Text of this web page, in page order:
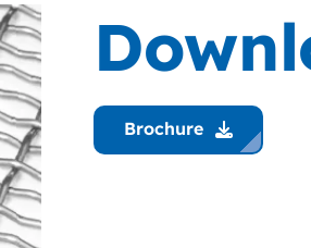
Brochure